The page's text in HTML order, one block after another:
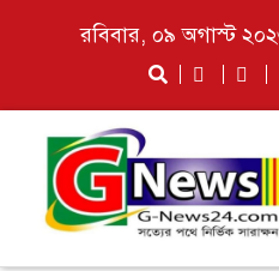
রবিবার, ০৯ অগাস্ট